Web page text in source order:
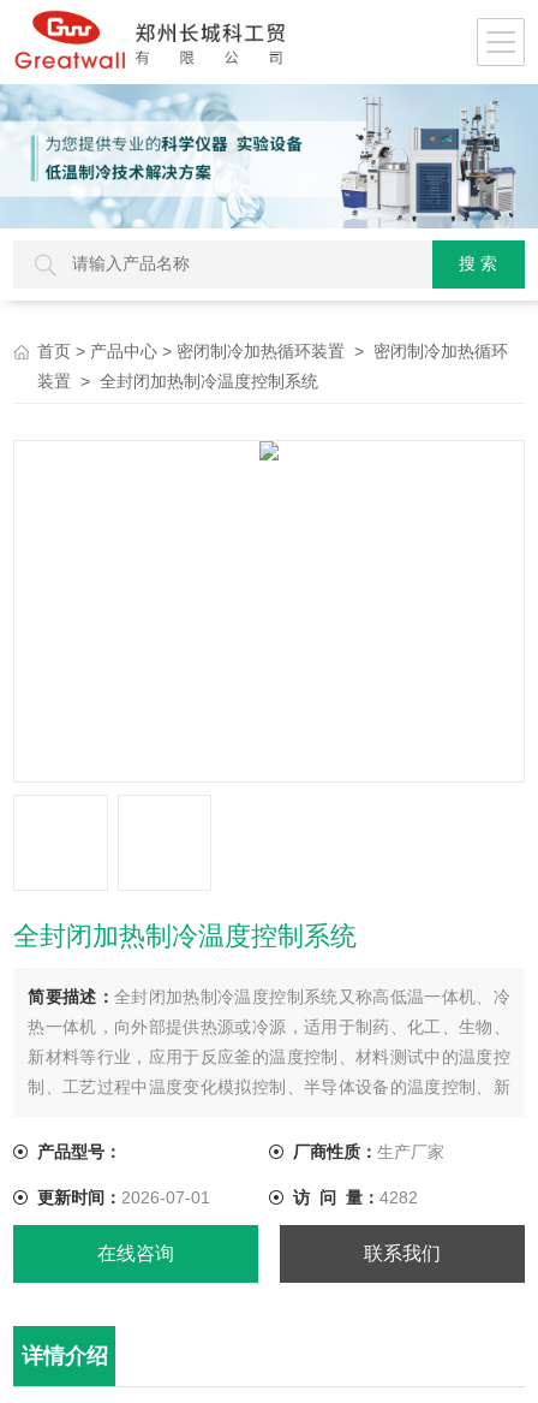
首页 > 产品中心 > 密闭制冷加热循环装置 > 密闭制冷加热循环
装置 > 全封闭加热制冷温度控制系统
全封闭加热制冷温度控制系统
简要描述： 全封闭加热制冷温度控制系统又称高低温一体机、冷
热一体机，向外部提供热源或冷源，适用于制药、化工、生物、
新材料等行业，应用于反应釜的温度控制、材料测试中的温度控
制、工艺过程中温度变化模拟控制、半导体设备的温度控制、新
产品型号：
厂商性质： 生产厂家
更新时间： 2026-07-01 访 问 量： 4282
在线咨询 联系我们
详情介绍